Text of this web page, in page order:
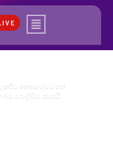
අත්අඩංගුවට ගත්
බව පොලිසිය පවසයි